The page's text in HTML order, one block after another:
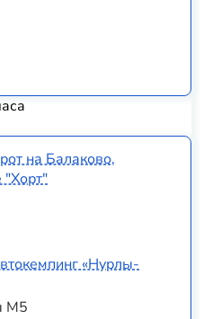
на Балаково,
«Нурлы-
М5